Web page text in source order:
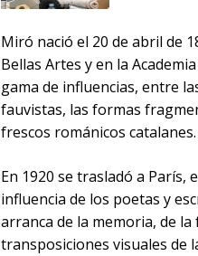
Miró nació el 20 de abril de
Bellas Artes y en la
gama de influencias, entre
fauvistas, las formas
frescos románicos catalanes.
En 1920 se trasladó a París,
influencia de los poetas y
arranca de la memoria, de
transposiciones visuales de